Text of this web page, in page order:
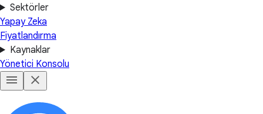
Sektörler
Yapay Zeka
Fiyatlandırma
Kaynaklar
Yönetici Konsolu